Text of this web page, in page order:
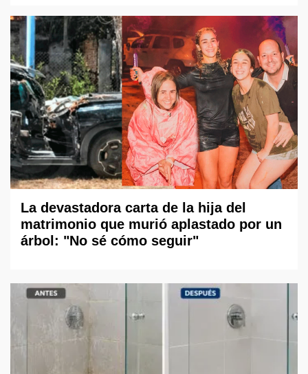
La devastadora carta de la hija del
matrimonio que murió aplastado por un
árbol: "No sé cómo seguir"